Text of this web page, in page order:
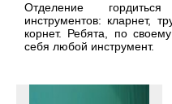
Отделение
инструментов: кларнет,
корнет. Ребята, по
себя любой инструмент.